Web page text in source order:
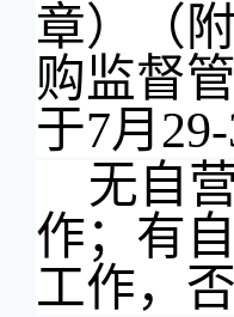
章）（
购监督
于7月
无自
作；有
工作，